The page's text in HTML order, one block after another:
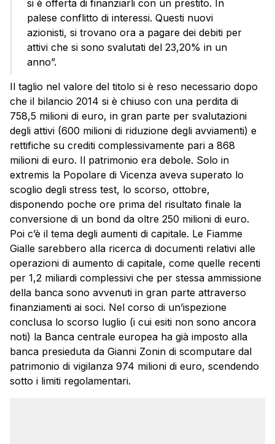
si è offerta di finanziarli con un prestito. In
palese conflitto di interessi. Questi nuovi
azionisti, si trovano ora a pagare dei debiti per
attivi che si sono svalutati del 23,20% in un
anno”.
Il taglio nel valore del titolo si è reso necessario dopo
che il bilancio 2014 si è chiuso con una perdita di
758,5 milioni di euro, in gran parte per svalutazioni
degli attivi (600 milioni di riduzione degli avviamenti) e
rettifiche su crediti complessivamente pari a 868
milioni di euro. Il patrimonio era debole. Solo in
extremis la Popolare di Vicenza aveva superato lo
scoglio degli stress test, lo scorso, ottobre,
disponendo poche ore prima del risultato finale la
conversione di un bond da oltre 250 milioni di euro.
Poi c’è il tema degli aumenti di capitale. Le Fiamme
Gialle sarebbero alla ricerca di documenti relativi alle
operazioni di aumento di capitale, come quelle recenti
per 1,2 miliardi complessivi che per stessa ammissione
della banca sono avvenuti in gran parte attraverso
finanziamenti ai soci. Nel corso di un’ispezione
conclusa lo scorso luglio (i cui esiti non sono ancora
noti) la Banca centrale europea ha già imposto alla
banca presieduta da Gianni Zonin di scomputare dal
patrimonio di vigilanza 974 milioni di euro, scendendo
sotto i limiti regolamentari.